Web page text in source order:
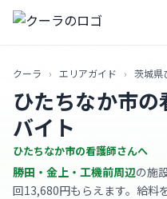
クーラ › エリアガイド › 茨城県
ひたちなか市
バイト
ひたちなか市の看護師さんへ
勝田・金上・工機前周辺の施
回13,680円もらえます。給料